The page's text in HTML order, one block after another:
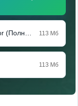
Скачать Choice of Life: Samosbor (Полная версия) 113 Мб
113 Мб